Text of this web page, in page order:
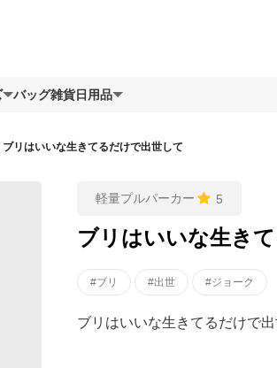
バッグ雑貨日用品
ブリはいいな生きてるだけで出世して
軽量プルパーカー 5
ブリはいいな生き
#ブリ #出世 #ジョーク
ブリはいいな生きてるだけで